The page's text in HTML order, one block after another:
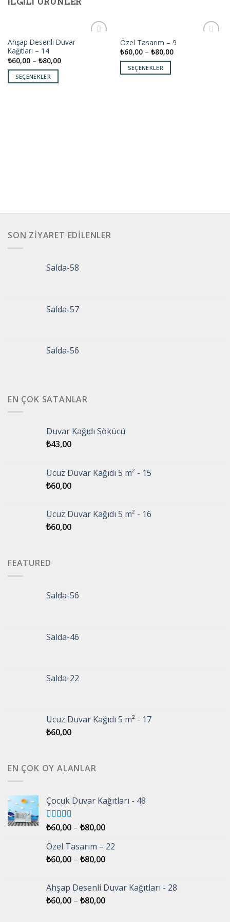
Ahşap Desenli Duvar
Kağıtları – 14
₺60,00– ₺80,00
SEÇENEKLER
Özel Tasarım – 9
₺60,00– ₺80,00
SEÇENEKLER
SON ZIYARET EDILENLER
Salda-58
Salda-57
Salda-56
EN ÇOK SATANLAR
Duvar Kağıdı Sökücü
₺43,00
Ucuz Duvar Kağıdı 5 m² - 15
₺60,00
Ucuz Duvar Kağıdı 5 m² - 16
₺60,00
FEATURED
Salda-56
Salda-46
Salda-22
Ucuz Duvar Kağıdı 5 m² - 17
₺60,00
EN ÇOK OY ALANLAR
Çocuk Duvar Kağıtları - 48
5 üzerinden
5.00oy aldı
₺60,00 – ₺80,00
Özel Tasarım – 22
₺60,00 – ₺80,00
Ahşap Desenli Duvar Kağıtları - 28
₺60,00 – ₺80,00